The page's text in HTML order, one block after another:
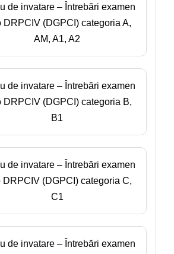
de invatare – Întrebări examen
DRPCIV (DGPCI) categoria A,
AM, A1, A2
de invatare – Întrebări examen
DRPCIV (DGPCI) categoria B,
B1
de invatare – Întrebări examen
DRPCIV (DGPCI) categoria C,
C1
de invatare – Întrebări examen